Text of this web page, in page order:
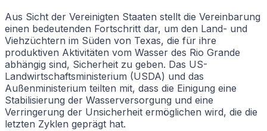
Aus Sicht der Vereinigten Staaten stellt die Vereinbarung
einen bedeutenden Fortschritt dar, um den Land- und
Viehzüchtern im Süden von Texas, die für ihre
produktiven Aktivitäten vom Wasser des Rio Grande
abhängig sind, Sicherheit zu geben. Das US-
Landwirtschaftsministerium (USDA) und das
Außenministerium teilten mit, dass die Einigung eine
Stabilisierung der Wasserversorgung und eine
Verringerung der Unsicherheit ermöglichen wird, die die
letzten Zyklen geprägt hat.